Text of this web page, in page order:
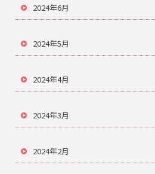
2024年6月
2024年5月
2024年4月
2024年3月
2024年2月